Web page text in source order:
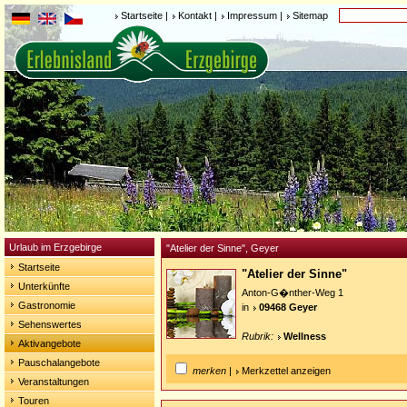
Startseite | Kontakt | Impressum | Sitemap
Urlaub im Erzgebirge
Startseite
Unterkünfte
Gastronomie
Sehenswertes
Aktivangebote
Pauschalangebote
Veranstaltungen
Touren
"Atelier der Sinne", Geyer
"Atelier der Sinne"
Anton-G�nther-Weg 1
in
09468 Geyer
Rubrik: Wellness
merken | Merkzettel anzeigen